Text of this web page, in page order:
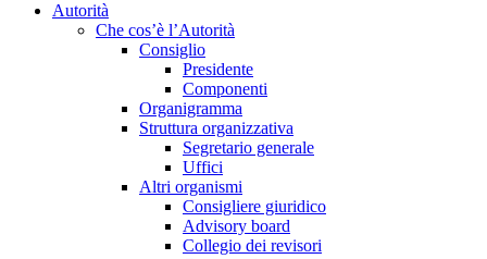
Autorità
Che cos’è l’Autorità
Consiglio
Presidente
Componenti
Organigramma
Struttura organizzativa
Segretario generale
Uffici
Altri organismi
Consigliere giuridico
Advisory board
Collegio dei revisori